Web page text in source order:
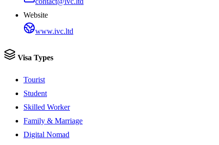
Website
www.ivc.ltd
Visa Types
Tourist
Student
Skilled Worker
Family & Marriage
Digital Nomad